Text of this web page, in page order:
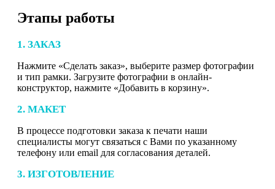
Этапы работы
1. ЗАКАЗ
Нажмите «Сделать заказ», выберите размер фотографии
и тип рамки. Загрузите фотографии в онлайн-
конструктор, нажмите «Добавить в корзину».
2. МАКЕТ
В процессе подготовки заказа к печати наши
специалисты могут связаться с Вами по указанному
телефону или email для согласования деталей.
3. ИЗГОТОВЛЕНИЕ